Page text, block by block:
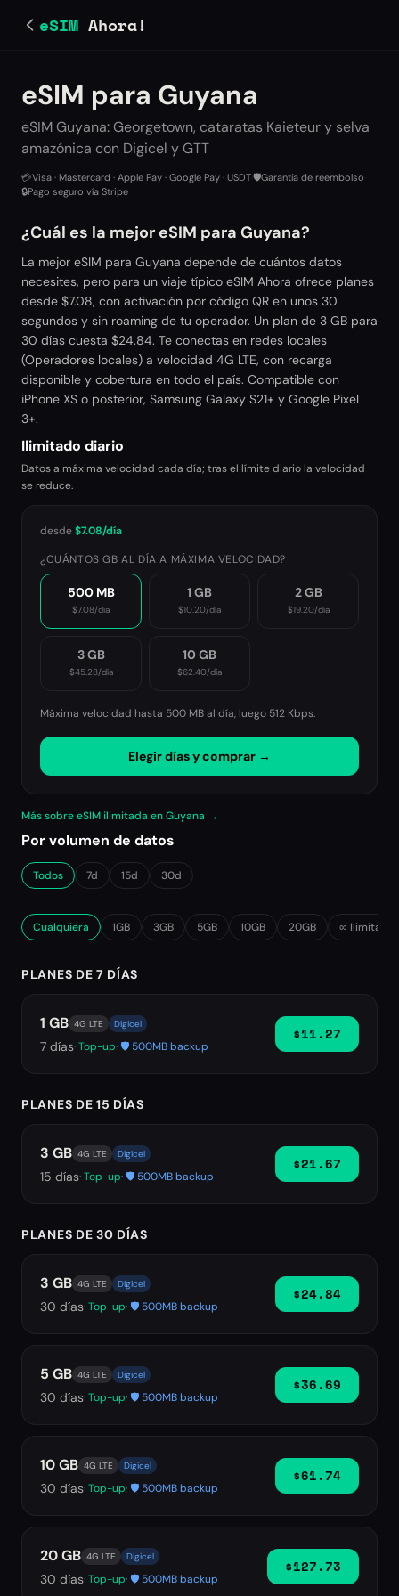
eSIM Ahora!
eSIM para Guyana
eSIM Guyana: Georgetown, cataratas Kaieteur y selva
amazónica con Digicel y GTT
💳Visa · Mastercard · Apple Pay · Google Pay · USDT🛡️Garantía de reembolso
🔒Pago seguro vía Stripe
¿Cuál es la mejor eSIM para Guyana?
La mejor eSIM para Guyana depende de cuántos datos
necesites, pero para un viaje típico eSIM Ahora ofrece planes
desde $7.08, con activación por código QR en unos 30
segundos y sin roaming de tu operador. Un plan de 3 GB para
30 días cuesta $24.84. Te conectas en redes locales
(Operadores locales) a velocidad 4G LTE, con recarga
disponible y cobertura en todo el país. Compatible con
iPhone XS o posterior, Samsung Galaxy S21+ y Google Pixel
3+.
Ilimitado diario
Datos a máxima velocidad cada día; tras el límite diario la velocidad
se reduce.
desde$7.08/día
¿CUÁNTOS GB AL DÍA A MÁXIMA VELOCIDAD?
500 MB
$7.08/día
1 GB
$10.20/día
2 GB
$19.20/día
3 GB
$45.28/día
10 GB
$62.40/día
Máxima velocidad hasta 500 MB al día, luego 512 Kbps.
Elegir días y comprar →
Más sobre eSIM ilimitada en Guyana →
Por volumen de datos
Todos 7d 15d 30d
Cualquiera 1GB 3GB 5GB 10GB 20GB ∞ Ilimitado
PLANES DE 7 DÍAS
1 GB 4G LTE Digicel
7 días· Top-up· 🛡️ 500MB backup
$11.27
PLANES DE 15 DÍAS
3 GB 4G LTE Digicel
15 días· Top-up· 🛡️ 500MB backup
$21.67
PLANES DE 30 DÍAS
3 GB 4G LTE Digicel
30 días· Top-up· 🛡️ 500MB backup
$24.84
5 GB 4G LTE Digicel
30 días· Top-up· 🛡️ 500MB backup
$36.69
10 GB 4G LTE Digicel
30 días· Top-up· 🛡️ 500MB backup
$61.74
20 GB 4G LTE Digicel
30 días· Top-up· 🛡️ 500MB backup
$127.73